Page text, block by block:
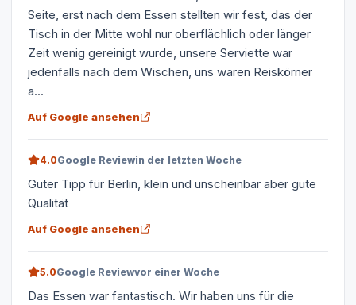
Seite, erst nach dem Essen stellten wir fest, das der
Tisch in der Mitte wohl nur oberflächlich oder länger
Zeit wenig gereinigt wurde, unsere Serviette war
jedenfalls nach dem Wischen, uns waren Reiskörner
a...
Auf Google ansehen
4.0Google Reviewin der letzten Woche
Guter Tipp für Berlin, klein und unscheinbar aber gute
Qualität
Auf Google ansehen
5.0Google Reviewvor einer Woche
Das Essen war fantastisch. Wir haben uns für die